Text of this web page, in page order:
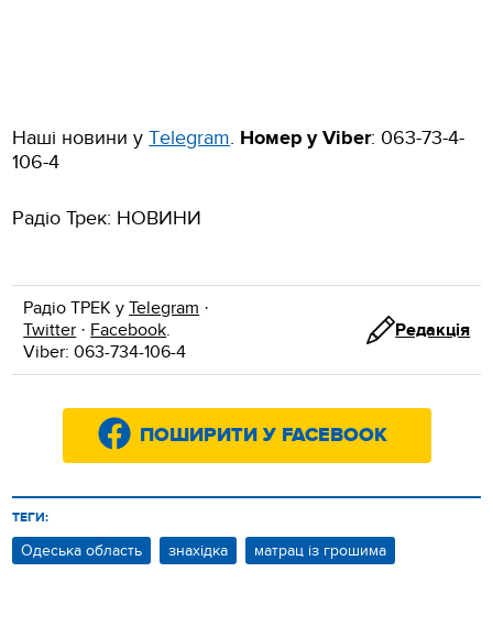
Наші новини уТelegram. Номер у Viber: 063-73-4-
106-4
Радіо Трек: НОВИНИ
Радіо ТРЕК уTelegram ·
Twitter · Facebook.
Viber: 063-734-106-4
Редакція
ПОШИРИТИ У FACEBOOK
ТЕГИ:
Одеська область знахідка матрац із грошима